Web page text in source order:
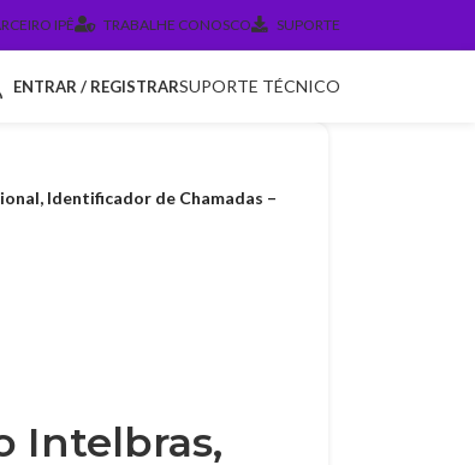
IPÊ TRABALHE CONOSCO SUPORTE
ENTRAR / REGISTRARSUPORTE TÉCNICO
Identificador de Chamadas –
Intelbras,